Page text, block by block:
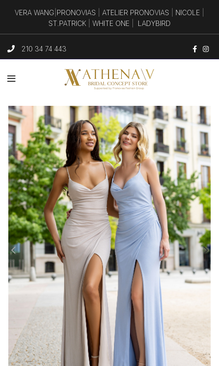
210 34 74 443
VERA WANG PRONOVIAS ATELIER PRONOVIAS NICOLE
ST.PATRICK
WHITE ONE LADYBIRD